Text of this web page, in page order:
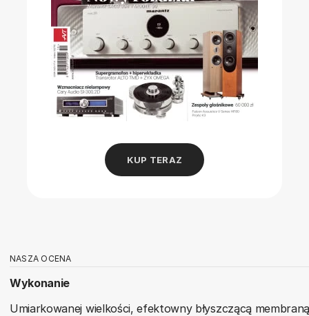
KUP TERAZ
NASZA OCENA
Wykonanie
Umiarkowanej wielkości, efektowny błyszczącą